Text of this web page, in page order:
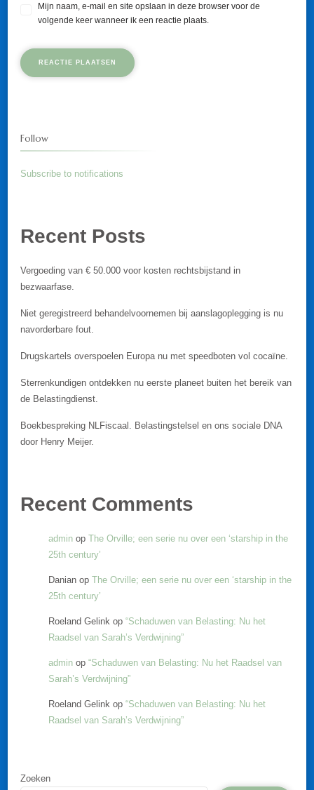
Mijn naam, e-mail en site opslaan in deze browser voor de
volgende keer wanneer ik een reactie plaats.
Follow
Subscribe to notifications
Recent Posts
Vergoeding van € 50.000 voor kosten rechtsbijstand in
bezwaarfase.
Niet geregistreerd behandelvoornemen bij aanslagoplegging is nu
navorderbare fout.
Drugskartels overspoelen Europa nu met speedboten vol cocaïne.
Sterrenkundigen ontdekken nu eerste planeet buiten het bereik van
de Belastingdienst.
Boekbespreking NLFiscaal. Belastingstelsel en ons sociale DNA
door Henry Meijer.
Recent Comments
admin op The Orville; een serie nu over een ‘starship in the
25th century’
Danian op The Orville; een serie nu over een ‘starship in the
25th century’
Roeland Gelink op “Schaduwen van Belasting: Nu het
Raadsel van Sarah’s Verdwijning”
admin op “Schaduwen van Belasting: Nu het Raadsel van
Sarah’s Verdwijning”
Roeland Gelink op “Schaduwen van Belasting: Nu het
Raadsel van Sarah’s Verdwijning”
Zoeken